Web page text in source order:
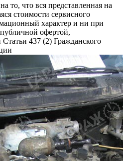
то, что вся представленная на
стоимости сервисного
характер и ни при
офертой,
437 (2) Гражданского